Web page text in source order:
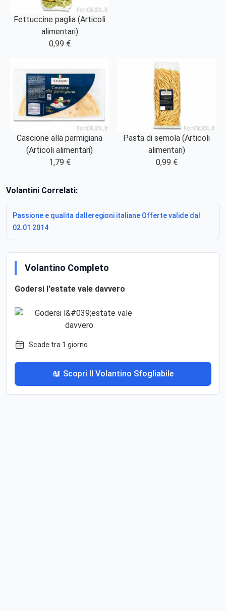
Fettuccine paglia (Articoli
alimentari)
0,99 €
Cascione alla parmigiana
(Articoli alimentari)
1,79 €
Pasta di semola (Articoli
alimentari)
0,99 €
Volantini Correlati:
Passione e qualita dalleregioni italiane Offerte valide dal
02.01 2014
Volantino Completo
Godersi l'estate vale davvero
Scade tra 1 giorno
📖 Scopri Il Volantino Sfogliabile